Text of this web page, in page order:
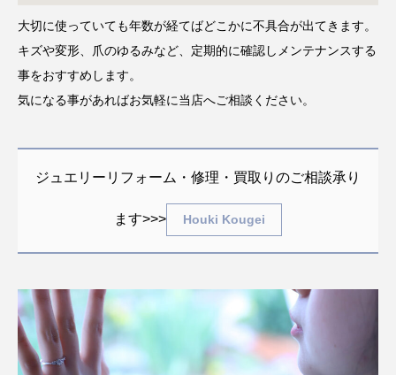
大切に使っていても年数が経てばどこかに不具合が出てきます。
キズや変形、爪のゆるみなど、定期的に確認しメンテナンスする
事をおすすめします。
気になる事があればお気軽に当店へご相談ください。
ジュエリーリフォーム・修理・買取りのご相談承り
ます>>> Houki Kougei